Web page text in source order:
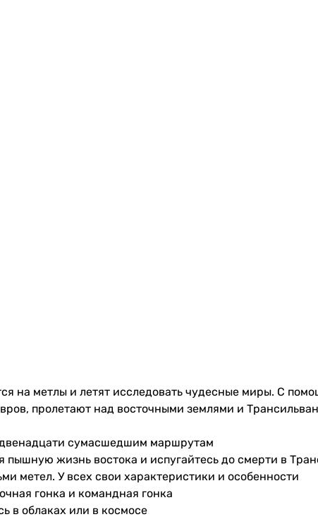
на метлы и летят исследовать чудесные миры. С
пролетают над восточными землями и
сумасшедшим маршрутам
пышную жизнь востока и испугайтесь до смерти в
метел. У всех свои характеристики и особенности
гонка и командная гонка
в облаках или в космосе